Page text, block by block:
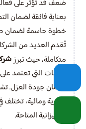
ضعف قد تؤثر على
بعناية فائقة لضمان
خطوة حاسمة لضمان
تُقدم العديد من
متكاملة، حيث تبرز
الجهات التي تعتمد
لضمان جودة العزل.
حرارية ومائية،
والميزانية المتاحة.